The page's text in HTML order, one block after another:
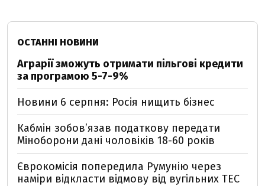
ОСТАННІ НОВИНИ
Аграрії зможуть отримати пільгові кредити
за програмою 5-7-9%
Новини 6 серпня: Росія нищить бізнес
Кабмін зобовʼязав податкову передати
Міноборони дані чоловіків 18-60 років
Єврокомісія попередила Румунію через
наміри відкласти відмову від вугільних ТЕС